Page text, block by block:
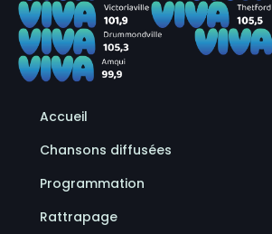
Accueil
Chansons diffusées
Programmation
Rattrapage